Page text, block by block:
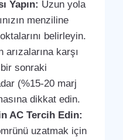
Yapın: Uzun yola
menziline
belirleyin.
karşı
bir sonraki
(%15-20 marj
dikkat edin.
AC Tercih Edin:
uzatmak için